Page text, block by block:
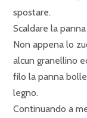
spostare.
Scaldare la
Non appena lo
alcun granellino
filo la panna
legno.
Continuando a